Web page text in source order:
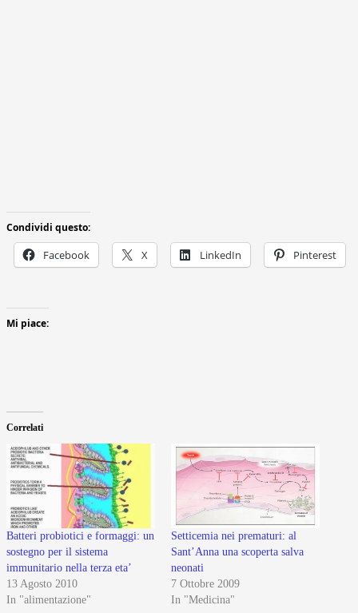
Condividi questo:
Facebook X LinkedIn Pinterest
Mi piace:
Correlati
Batteri probiotici e formaggi: un
sostegno per il sistema
immunitario nella terza eta’
13 Agosto 2010
In "alimentazione"
Setticemia nei prematuri: al
Sant’Anna una scoperta salva
neonati
7 Ottobre 2009
In "Medicina"